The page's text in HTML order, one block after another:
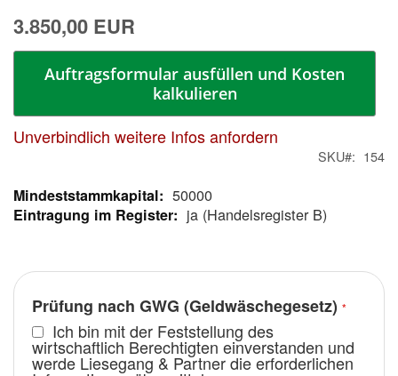
3.850,00 EUR
Auftragsformular ausfüllen und Kosten
kalkulieren
Unverbindlich weitere Infos anfordern
SKU 154
Mehr
Informationen
50000
ja (Handelsregister B)
Prüfung nach GWG (Geldwäschegesetz)
Ich bin mit der Feststellung des
wirtschaftlich Berechtigten einverstanden und
werde Liesegang & Partner die erforderlichen